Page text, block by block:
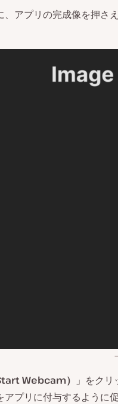
アプリの完成像を押さ
Webcam）
」をク
プリに付与するように